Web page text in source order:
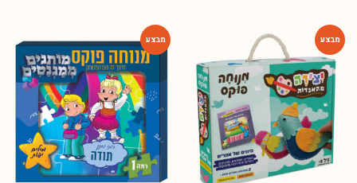
-65%
הוספה לסל
-72%
הוספה לסל